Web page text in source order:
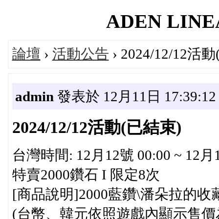
ADEN
論壇 › 活動公告 › 2024/12/12活
admin 發表於 12月11日 17:39:12
2024/12/12活動(已結束)
台灣時間: 12月12號 00:00 ~ 12
特賣2000鑽石 I 限定8次
[商品說明]2000藍鑽\潘朵拉的收
(台幣、韓元依照遊戲內顯示售